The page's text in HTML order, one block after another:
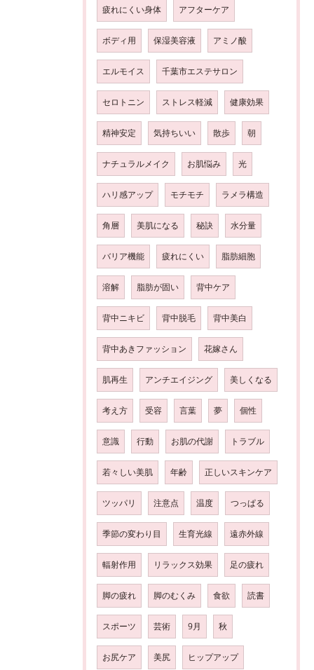
疲れにくい身体 アフターケア
ボディ用 保湿美容液 アミノ酸
エルモイス 千葉市エステサロン
セロトニン ストレス軽減 健康効果
精神安定 気持ちいい 散歩 朝
ナチュラルメイク お肌悩み 光
ハリ感アップ モチモチ ラメラ構造
角層 美肌になる 秘訣 水分量
バリア機能 疲れにくい 脂肪細胞
溶解 脂肪が固い 背中ケア
背中ニキビ 背中脱毛 背中美白
背中あきファッション 花嫁さん
肌再生 アンチエイジング 美しくなる
考え方 受容 言葉 夢 個性
意識 行動 お肌の代謝 トラブル
若々しい美肌 年齢 正しいスキンケア
ツッパリ 注意点 温度 つっぱる
季節の変わり目 生育光線 遠赤外線
輻射作用 リラックス効果 足の疲れ
脚の疲れ 脚のむくみ 食欲 読書
スポーツ 芸術 9月 秋
お尻ケア 美尻 ヒップアップ